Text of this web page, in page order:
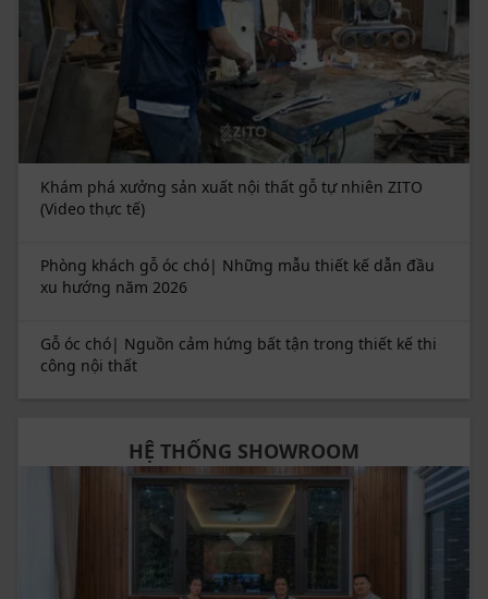
Khám phá xưởng sản xuất nội thất gỗ tự nhiên ZITO
(Video thực tế)
Phòng khách gỗ óc chó| Những mẫu thiết kế dẫn đầu
xu hướng năm 2026
Gỗ óc chó| Nguồn cảm hứng bất tận trong thiết kế thi
công nội thất
HỆ THỐNG SHOWROOM